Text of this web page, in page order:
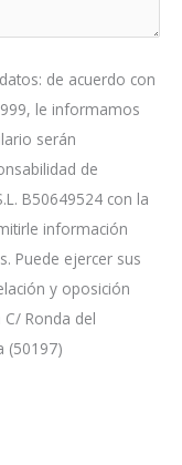
de acuerdo con
le informamos
serán
de
B50649524 con la
información
Puede ejercer sus
y oposición
Ronda del
(50197)